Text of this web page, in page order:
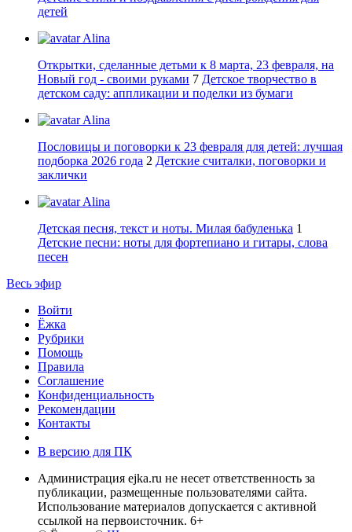
детей
Alina
Открытки, сделанные детьми к 8 марта, 23 февраля, на
Новый год - своими руками 7 Детское творчество в
детском саду: аппликации и поделки из бумаги
Alina
Пословицы и поговорки к 23 февраля для детей: лучшая
подборка 2026 года 2 Детские считалки, поговорки и
заклички
Alina
Детская песня, текст и ноты. Милая бабуленька 1
Детские песни: ноты для фортепиано и гитары, слова
песен
Весь эфир
Войти
Ёжка
Рубрики
Помощь
Правила
Соглашение
Конфиденциальность
Рекомендации
Контакты
В версию для ПК
Администрация ejka.ru не несет ответственность за
публикации, размещенные пользователями сайта.
Использование материалов допускается с активной
ссылкой на первоисточник. 6+